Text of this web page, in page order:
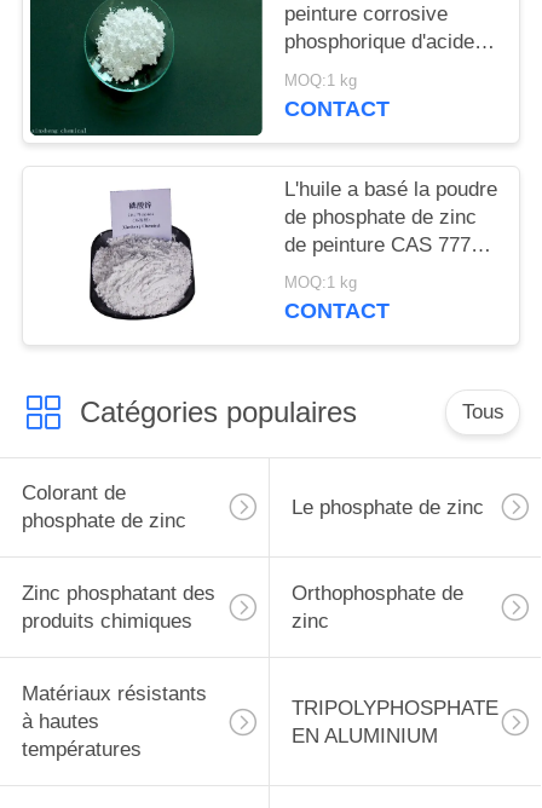
PRIVACY
POLICY
peinture corrosive
phosphorique d'acide
d'Acidzinc et
phosphorique anti pour
MOQ:1 kg
CONTACT
L'huile a basé la poudre
de phosphate de zinc
de peinture CAS 7779-
90-0 pour le bateau et
les structures
MOQ:1 kg
CONTACT
Catégories populaires Tous
Colorant de
phosphate de zinc
Le phosphate de zinc
Zinc phosphatant des
produits chimiques
Orthophosphate de
zinc
Matériaux résistants
à hautes
températures
TRIPOLYPHOSPHATE
EN ALUMINIUM